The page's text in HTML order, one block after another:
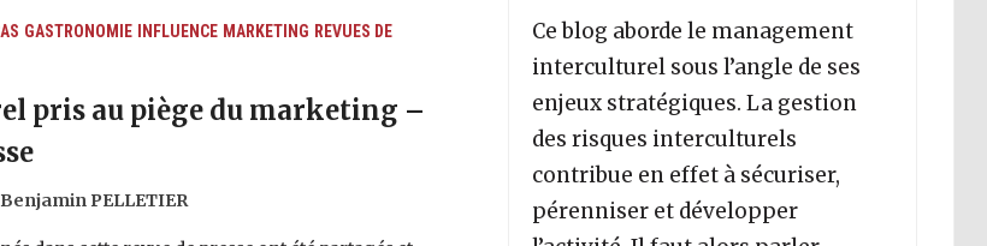
GASTRONOMIE INFLUENCE MARKETING REVUES DE
pris au piège du marketing –
Benjamin PELLETIER
Ce blog aborde le management
interculturel sous l’angle de ses
enjeux stratégiques. La gestion
des risques interculturels
contribue en effet à sécuriser,
pérenniser et développer